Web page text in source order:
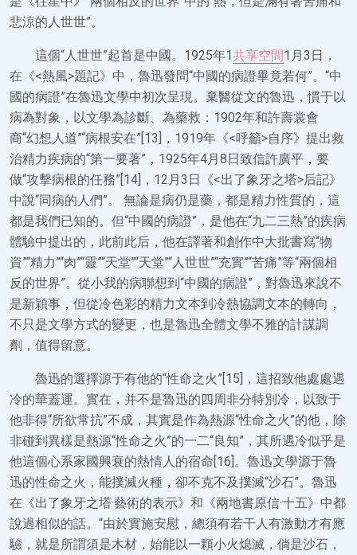
悲涼的人世世”。
這個“人世世”起首是中國。1925年1共享空間1月3日，
在《<熱風>題記》中，魯迅發問“中國的病證畢竟若何”。“中
國的病證”在魯迅文學中初次呈現。棄醫從文的魯迅，慣于以
病為對象，以文學為診斷、為藥救：1902年和許壽裳會
商“幻想人道”“病根安在”[13]，1919年《<呼籲>自序》提出救
治精力疾病的“第一要著”，1925年4月8日致信許廣平，要
做“攻擊病根的任務”[14]，12月3日《<出了象牙之塔>后記》
中說“同病的人們”。 無論是病仍是藥，都是精力性質的，這
都是我們已知的。但“中國的病證”，是他在“九二三熱”的疾病
體驗中提出的，此前此后，他在譯著和創作中大批書寫“物
資”“精力”“肉”“靈”“天堂”“天堂”“人世世”“充實”“苦痛”等“兩個相
反的世界”。從小我的病聯想到“中國的病證”，對魯迅來說不
是新穎事，但從冷色彩的精力文本到冷熱協調文本的轉向，
不只是文學方式的變更，也是魯迅全體文學不雅的計謀調
劑，值得留意。
魯迅的選擇源于有他的“性命之火”[15]，這招致他處處遇
冷的華蓋運。實在，并不是魯迅的四周非分特別冷，以致于
他非得“所欲常抗”不成，其實是作為熱源“性命之火”的他，除
非碰到異樣是熱源“性命之火”的一二“良知”，其所遇冷似乎是
他這個心系家國興衰的熱情人的宿命[16]。魯迅文學源于魯
迅的性命之火，能撲滅火種，卻不克不及撲滅“沙石”。魯迅
在《出了象牙之塔·藝術的表示》和《兩地書原信·十五》中都
說過相似的話。“由於實施安慰，總須有若干人有激動才有應
驗，就是所謂須是木材，始能以一顆小火熄滅，倘是沙石，